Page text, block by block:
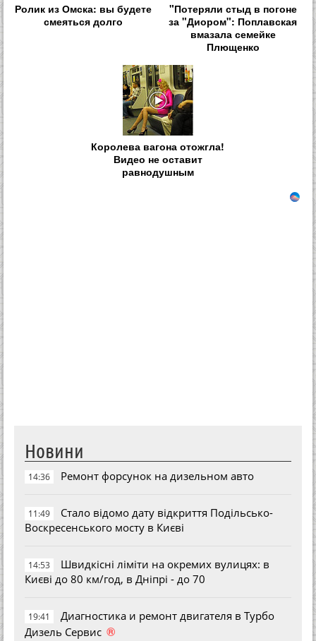
Ролик из Омска: вы будете
смеяться долго
"Потеряли стыд в погоне
за "Диором": Поплавская
вмазала семейке
Плющенко
Королева вагона отожгла!
Видео не оставит
равнодушным
Новини
14:36 Ремонт форсунок на дизельном авто
11:49
Стало відомо дату відкриття Подільсько-
Воскресенського мосту в Києві
14:53
Швидкісні ліміти на окремих вулицях: в
Києві до 80 км/год, в Дніпрі - до 70
19:41
Диагностика и ремонт двигателя в Турбо
Дизель Сервис ®